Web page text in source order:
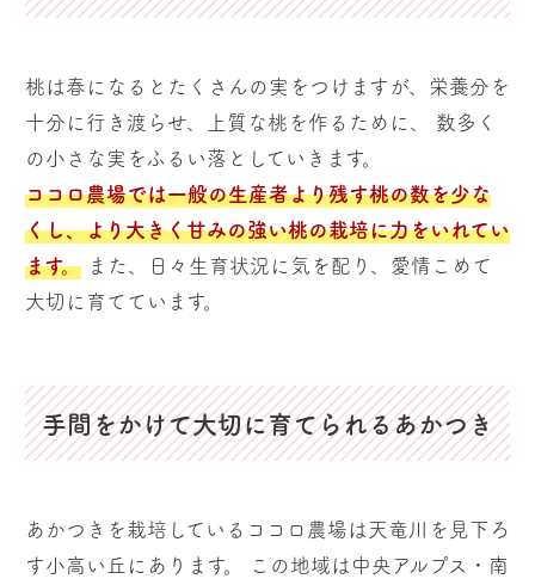
桃は春になるとたくさんの実をつけますが、栄養分を
十分に行き渡らせ、上質な桃を作るために、 数多く
の小さな実をふるい落としていきます。
ココロ農場では一般の生産者より残す桃の数を少な
くし、より大きく甘みの強い桃の栽培に力をいれてい
ます。 また、日々生育状況に気を配り、愛情こめて
大切に育てています。
手間をかけて大切に育てられるあかつき
あかつきを栽培しているココロ農場は天竜川を見下ろ
す小高い丘にあります。 この地域は中央アルプス・南